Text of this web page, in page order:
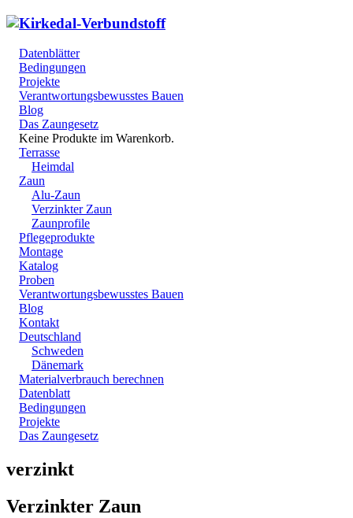
Datenblätter
Bedingungen
Projekte
Verantwortungsbewusstes Bauen
Blog
Das Zaungesetz
Keine Produkte im Warenkorb.
Terrasse
Heimdal
Zaun
Alu-Zaun
Verzinkter Zaun
Zaunprofile
Pflegeprodukte
Montage
Katalog
Proben
Verantwortungsbewusstes Bauen
Blog
Kontakt
Deutschland
Schweden
Dänemark
Materialverbrauch berechnen
Datenblatt
Bedingungen
Projekte
Das Zaungesetz
verzinkt
Verzinkter Zaun